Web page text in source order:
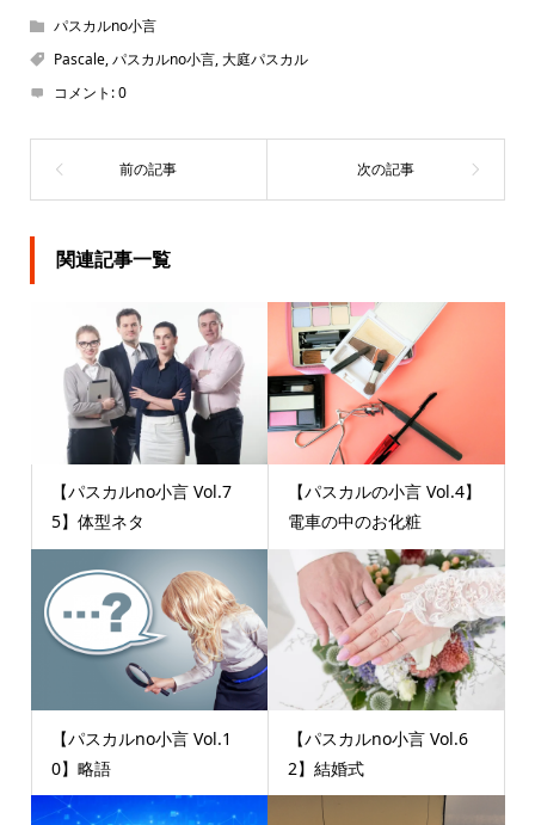
す)
パスカルno小言
Pascale,パスカルno小言,大庭パスカル
コメント:0
関連記事一覧
【パスカルno小言 Vol.7
5】体型ネタ
【パスカルの小言 Vol.4】
電車の中のお化粧
【パスカルno小言 Vol.1
0】略語
【パスカルno小言 Vol.6
2】結婚式